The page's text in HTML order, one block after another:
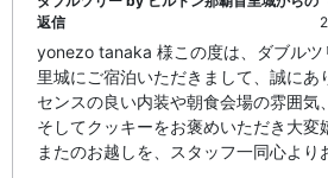
返信
yonezo tanaka 様この度は、ダブル
里城にご宿泊いただきまして、誠にあ
センスの良い内装や朝食会場の雰囲気
そしてクッキーをお褒めいただき大変
またのお越しを、スタッフ一同心より